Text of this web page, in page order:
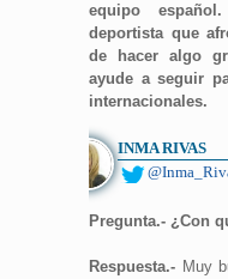
equipo
deportista que
de hacer algo
ayude a seguir
internacionales.
INMA RIVAS
Pregunta.- ¿Con
Respuesta.- Muy